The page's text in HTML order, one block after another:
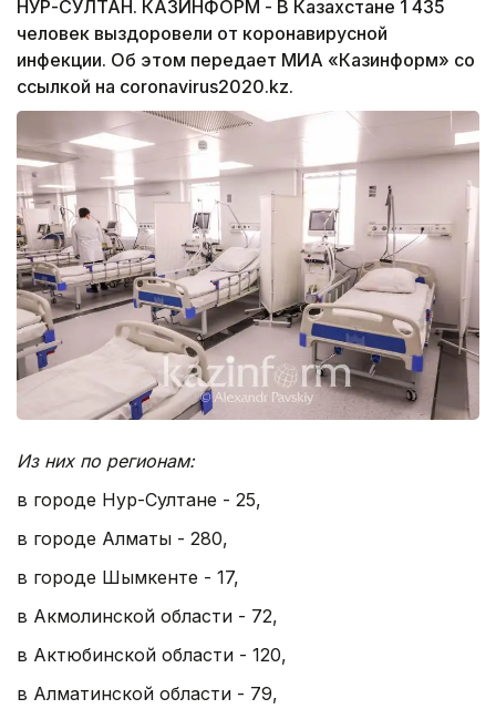
НУР-СУЛТАН. КАЗИНФОРМ - В Казахстане 1 435
человек выздоровели от коронавирусной
инфекции. Об этом передает МИА «Казинформ» со
ссылкой на coronavirus2020.kz.
Из них по регионам:
в городе Нур-Султане - 25,
в городе Алматы - 280,
в городе Шымкенте - 17,
в Акмолинской области - 72,
в Актюбинской области - 120,
в Алматинской области - 79,